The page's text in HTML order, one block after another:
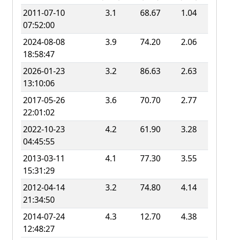
2011-07-10
07:52:00
3.1 68.67 1.04
2024-08-08
18:58:47
3.9 74.20 2.06
2026-01-23
13:10:06
3.2 86.63 2.63
2017-05-26
22:01:02
3.6 70.70 2.77
2022-10-23
04:45:55
4.2 61.90 3.28
2013-03-11
15:31:29
4.1 77.30 3.55
2012-04-14
21:34:50
3.2 74.80 4.14
2014-07-24
12:48:27
4.3 12.70 4.38